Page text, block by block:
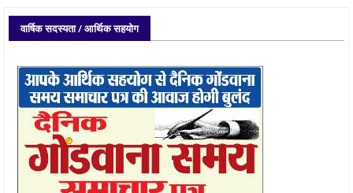
वार्षिक सदस्यता / आर्थिक सहयोग